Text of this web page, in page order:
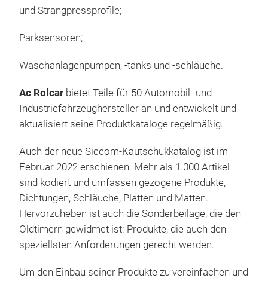
und Strangpressprofile;
Parksensoren;
Waschanlagenpumpen, -tanks und -schläuche.
Ac Rolcar bietet Teile für 50 Automobil- und
Industriefahrzeughersteller an und entwickelt und
aktualisiert seine Produktkataloge regelmäßig.
Auch der neue Siccom-Kautschukkatalog ist im
Februar 2022 erschienen. Mehr als 1.000 Artikel
sind kodiert und umfassen gezogene Produkte,
Dichtungen, Schläuche, Platten und Matten.
Hervorzuheben ist auch die Sonderbeilage, die den
Oldtimern gewidmet ist: Produkte, die auch den
speziellsten Anforderungen gerecht werden.
Um den Einbau seiner Produkte zu vereinfachen und